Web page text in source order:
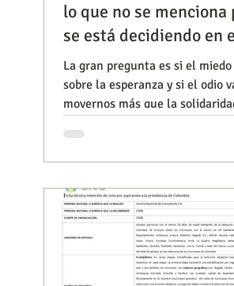
Segmentación, hábitos y usos
Consumo de medios
lo que no se menciona
se está decidiendo en
elecciones
La gran pregunta es si el miedo
sobre la esperanza y si el odio
movernos más que la